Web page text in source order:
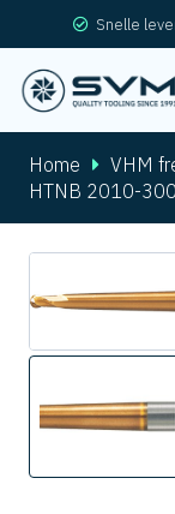
Snelle
Home VHM
HTNB 2010-